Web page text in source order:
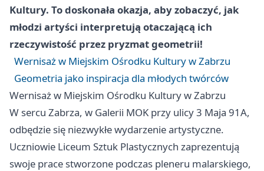
Kultury. To doskonała okazja, aby zobaczyć, jak
młodzi artyści interpretują otaczającą ich
rzeczywistość przez pryzmat geometrii!
Wernisaż w Miejskim Ośrodku Kultury w Zabrzu
Geometria jako inspiracja dla młodych twórców
Wernisaż w Miejskim Ośrodku Kultury w Zabrzu
W sercu Zabrza, w Galerii MOK przy ulicy 3 Maja 91A,
odbędzie się niezwykłe wydarzenie artystyczne.
Uczniowie Liceum Sztuk Plastycznych zaprezentują
swoje prace stworzone podczas pleneru malarskiego,